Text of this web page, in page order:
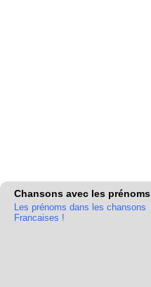
Chansons avec les prénoms
Les prénoms dans les chansons
Francaises !